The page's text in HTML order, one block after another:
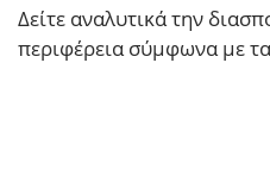
Δείτε αναλυτικά την
περιφέρεια σύμφωνα με